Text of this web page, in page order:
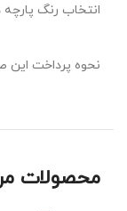
انتخاب رنگ
نحوه پرداخت این صورت است که شما عزیزان ۴۵ درصد از مبلغ را به عنوان پیش پرداخت
محصولات